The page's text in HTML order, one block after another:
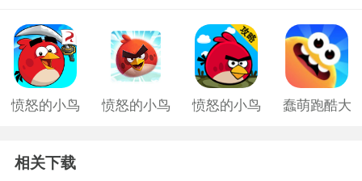
愤怒的小鸟
愤怒的小鸟
愤怒的小鸟
蠢萌跑酷大
相关下载